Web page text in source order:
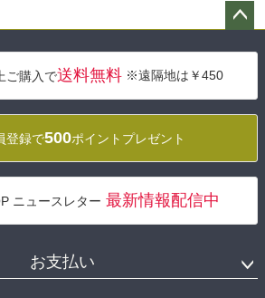
へ
ご購入で送料無料 ※遠隔地は￥450
登録で500ポイントプレゼント
ニュースレター 最新情報配信中
お支払い